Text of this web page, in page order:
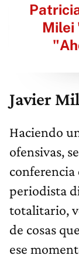
Milei
Javier
Haciendo
ofensivas,
conferencia
periodista
totalitario,
de cosas
ese